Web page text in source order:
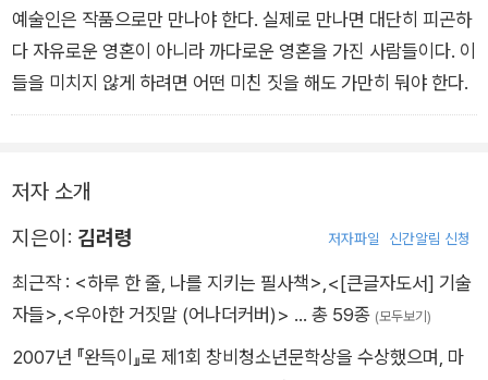
예술인은 작품으로만 만나야 한다. 실제로 만나면 대단히 피곤하
다 자유로운 영혼이 아니라 까다로운 영혼을 가진 사람들이다. 이
들을 미치지 않게 하려면 어떤 미친 짓을 해도 가만히 둬야 한다.
저자 소개
지은이: 김려령 저자파일 신간알림 신청
최근작 : <하루 한 줄, 나를 지키는 필사책> <[큰글자도서] 기술
자들> <우아한 거짓말 (어나더커버)> … 총 59종 (모두보기)
2007년 『완득이』로 제1회 창비청소년문학상을 수상했으며, 마